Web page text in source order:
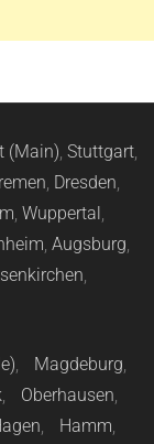
(Main), Stuttgart,
, Dresden,
, Wuppertal,
, Augsburg,
,
, Magdeburg,
, Oberhausen,
, Hamm,